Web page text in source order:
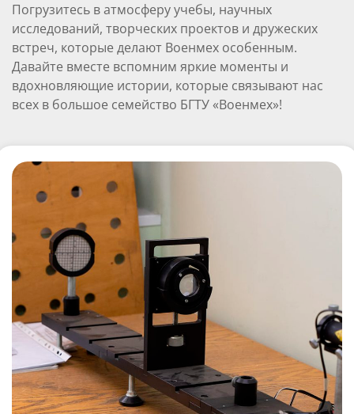
Погрузитесь в атмосферу учебы, научных
исследований, творческих проектов и дружеских
встреч, которые делают Военмех особенным.
Давайте вместе вспомним яркие моменты и
вдохновляющие истории, которые связывают нас
всех в большое семейство БГТУ «Военмех»!